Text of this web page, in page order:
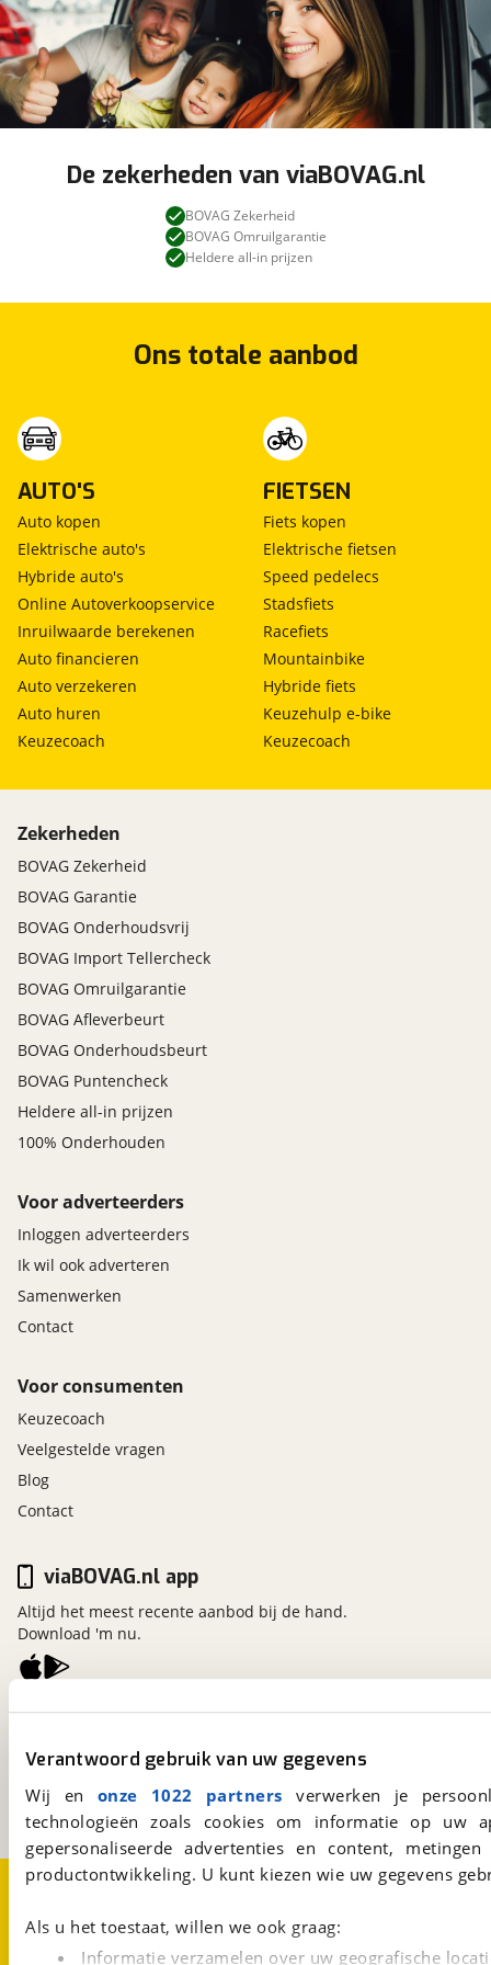
Verantwoord gebruik van uw gegevens
Wij en onze 1022 partners verwerken je
technologieën zoals cookies om informatie op
gepersonaliseerde advertenties en content,
productontwikkeling. U kunt kiezen wie uw gegevens
Als u het toestaat, willen we ook graag:
Informatie verzamelen over uw geografische
De zekerheden van viaBOVAG.nl
BOVAG Zekerheid
BOVAG Omruilgarantie
Heldere all-in prijzen
Ons totale aanbod
AUTO'S
Auto kopen
Elektrische auto's
Hybride auto's
Online Autoverkoopservice
Inruilwaarde berekenen
Auto financieren
Auto verzekeren
Auto huren
Keuzecoach
FIETSEN
Fiets kopen
Elektrische fietsen
Speed pedelecs
Stadsfiets
Racefiets
Mountainbike
Hybride fiets
Keuzehulp e-bike
Keuzecoach
Zekerheden
BOVAG Zekerheid
BOVAG Garantie
BOVAG Onderhoudsvrij
BOVAG Import Tellercheck
BOVAG Omruilgarantie
BOVAG Afleverbeurt
BOVAG Onderhoudsbeurt
BOVAG Puntencheck
Heldere all-in prijzen
100% Onderhouden
Voor adverteerders
Inloggen adverteerders
Ik wil ook adverteren
Samenwerken
Contact
Voor consumenten
Keuzecoach
Veelgestelde vragen
Blog
Contact
viaBOVAG.nl
Kosterijland
3981 AJ Bunnik
Een initiatief van
viaBOVAG.nl app
Altijd het meest recente aanbod bij de hand.
Download 'm nu.
Over viaBOVAG.nlDisclaimer- en Privacyverklaring